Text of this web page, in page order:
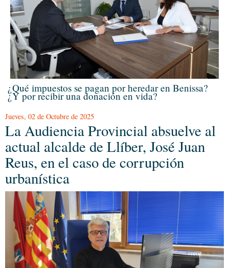
¿Qué impuestos se pagan por heredar en Benissa?
¿Y por recibir una donación en vida?
Jueves, 02 de Octubre de 2025
La Audiencia Provincial absuelve al
actual alcalde de Llíber, José Juan
Reus, en el caso de corrupción
urbanística